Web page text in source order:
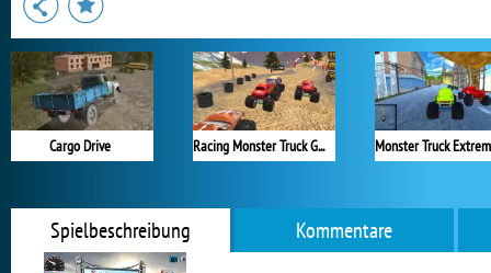
Cargo Drive Racing Monster Truck Game 3D
Spielbeschreibung Kommentare